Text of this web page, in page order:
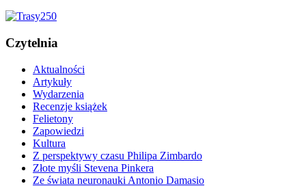
Czytelnia
Aktualności
Artykuły
Wydarzenia
Recenzje książek
Felietony
Zapowiedzi
Kultura
Z perspektywy czasu Philipa Zimbardo
Złote myśli Stevena Pinkera
Ze świata neuronauki Antonio Damasio